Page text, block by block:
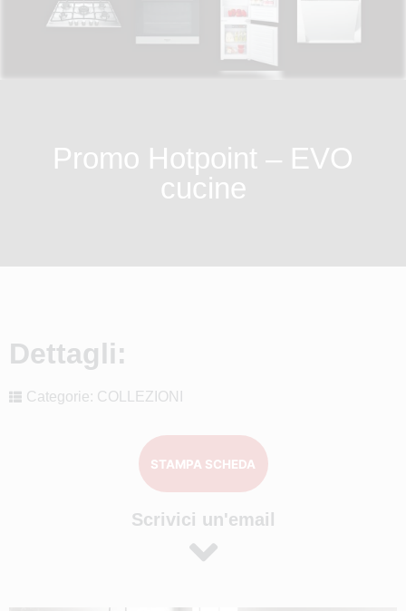
Promo Hotpoint – EVO
cucine
Dettagli:
Categorie: COLLEZIONI
STAMPA SCHEDA
Scrivici un'email